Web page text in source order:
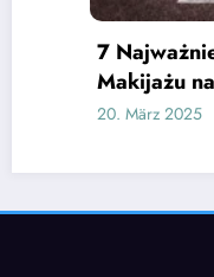
7
Makijażu na
20. März 2025 admin